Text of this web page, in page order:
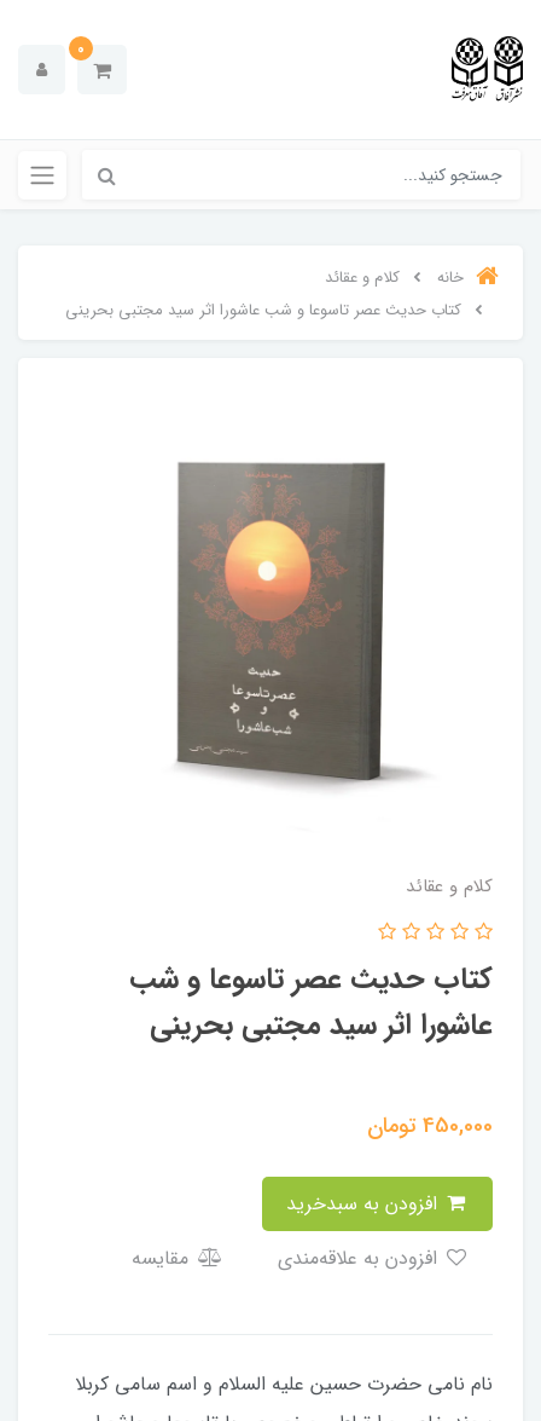
0
خانه
کلام و عقائد
کتاب حدیث عصر تاسوعا و شب عاشورا اثر سید مجتبی بحرینی
کلام و عقائد
کتاب حدیث عصر تاسوعا و شب
عاشورا اثر سید مجتبی بحرینی
450,000تومان
مقایسه
نام نامی حضرت حسین علیه السلام و اسم سامی کربلا